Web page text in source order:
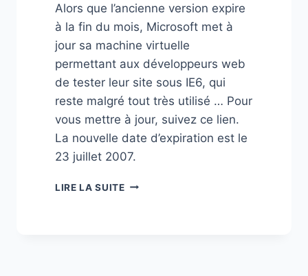
Alors que l’ancienne version expire
à la fin du mois, Microsoft met à
jour sa machine virtuelle
permettant aux développeurs web
de tester leur site sous IE6, qui
reste malgré tout très utilisé … Pour
vous mettre à jour, suivez ce lien.
La nouvelle date d’expiration est le
23 juillet 2007.
LIRE LA SUITEMISE